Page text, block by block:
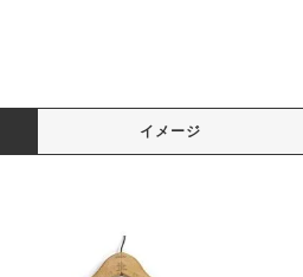
イメージ